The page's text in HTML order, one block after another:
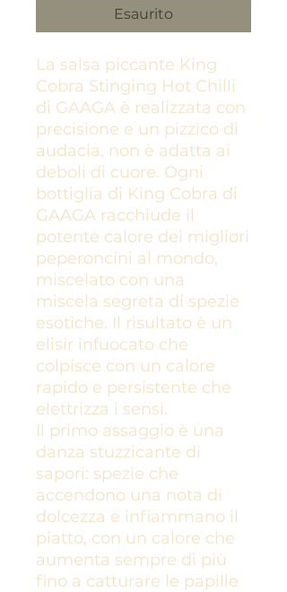
Esaurito
La salsa piccante King
Cobra Stinging Hot Chilli
di GAAGA è realizzata con
precisione e un pizzico di
audacia, non è adatta ai
deboli di cuore. Ogni
bottiglia di King Cobra di
GAAGA racchiude il
potente calore dei migliori
peperoncini al mondo,
miscelato con una
miscela segreta di spezie
esotiche. Il risultato è un
elisir infuocato che
colpisce con un calore
rapido e persistente che
elettrizza i sensi.
Il primo assaggio è una
danza stuzzicante di
sapori: spezie che
accendono una nota di
dolcezza e infiammano il
piatto, con un calore che
aumenta sempre di più
fino a catturare le papille